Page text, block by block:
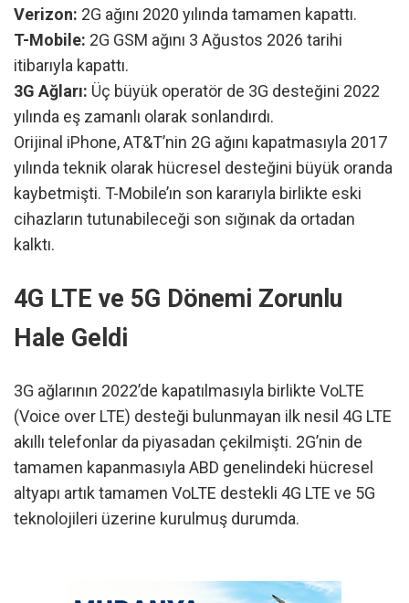
Verizon: 2G ağını 2020 yılında tamamen kapattı.
T-Mobile: 2G GSM ağını 3 Ağustos 2026 tarihi
itibarıyla kapattı.
3G Ağları: Üç büyük operatör de 3G desteğini 2022
yılında eş zamanlı olarak sonlandırdı.
Orijinal iPhone, AT&T’nin 2G ağını kapatmasıyla 2017
yılında teknik olarak hücresel desteğini büyük oranda
kaybetmişti. T-Mobile’ın son kararıyla birlikte eski
cihazların tutunabileceği son sığınak da ortadan
kalktı.
4G LTE ve 5G Dönemi Zorunlu
Hale Geldi
3G ağlarının 2022’de kapatılmasıyla birlikte VoLTE
(Voice over LTE) desteği bulunmayan ilk nesil 4G LTE
akıllı telefonlar da piyasadan çekilmişti. 2G’nin de
tamamen kapanmasıyla ABD genelindeki hücresel
altyapı artık tamamen VoLTE destekli 4G LTE ve 5G
teknolojileri üzerine kurulmuş durumda.